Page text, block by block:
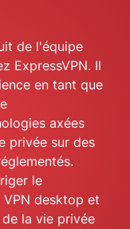
de l'équipe
ExpressVPN. Il
en tant que
axées
privée sur des
le
desktop et
la vie privée